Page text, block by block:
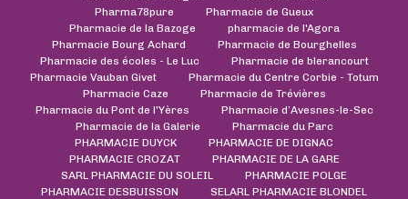
Pharma78pure
Pharmacie de Gueux
Pharmacie de la Bazoge
pharmacie de l'Agora
Pharmacie Bourg Achard
Pharmacie de Bourghelles
Pharmacie des écoles - Le Luc
Pharmacie de blerancourt
Pharmacie Vauban Givet
Pharmacie du Centre Corbie - Totum
Pharmacie Caze
Pharmacie de Trévières
Pharmacie du Pont de l'Yères
Pharmacie d’Avesnes-le-Sec
Pharmacie de la Galerie
Pharmacie du Parc
PHARMACIE DUYCK
PHARMACIE DE DIGNAC
PHARMACIE CROZAT
PHARMACIE DE LA GARE
SARL PHARMACIE DU SOLEIL
PHARMACIE POLGE
PHARMACIE DESBUISSON
SELARL PHARMACIE BLONDEL